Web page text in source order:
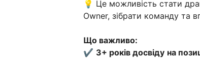
💡 Це можливість стати
Owner, зібрати команду та
Що важливо:
✔️ 3+ років досвіду на